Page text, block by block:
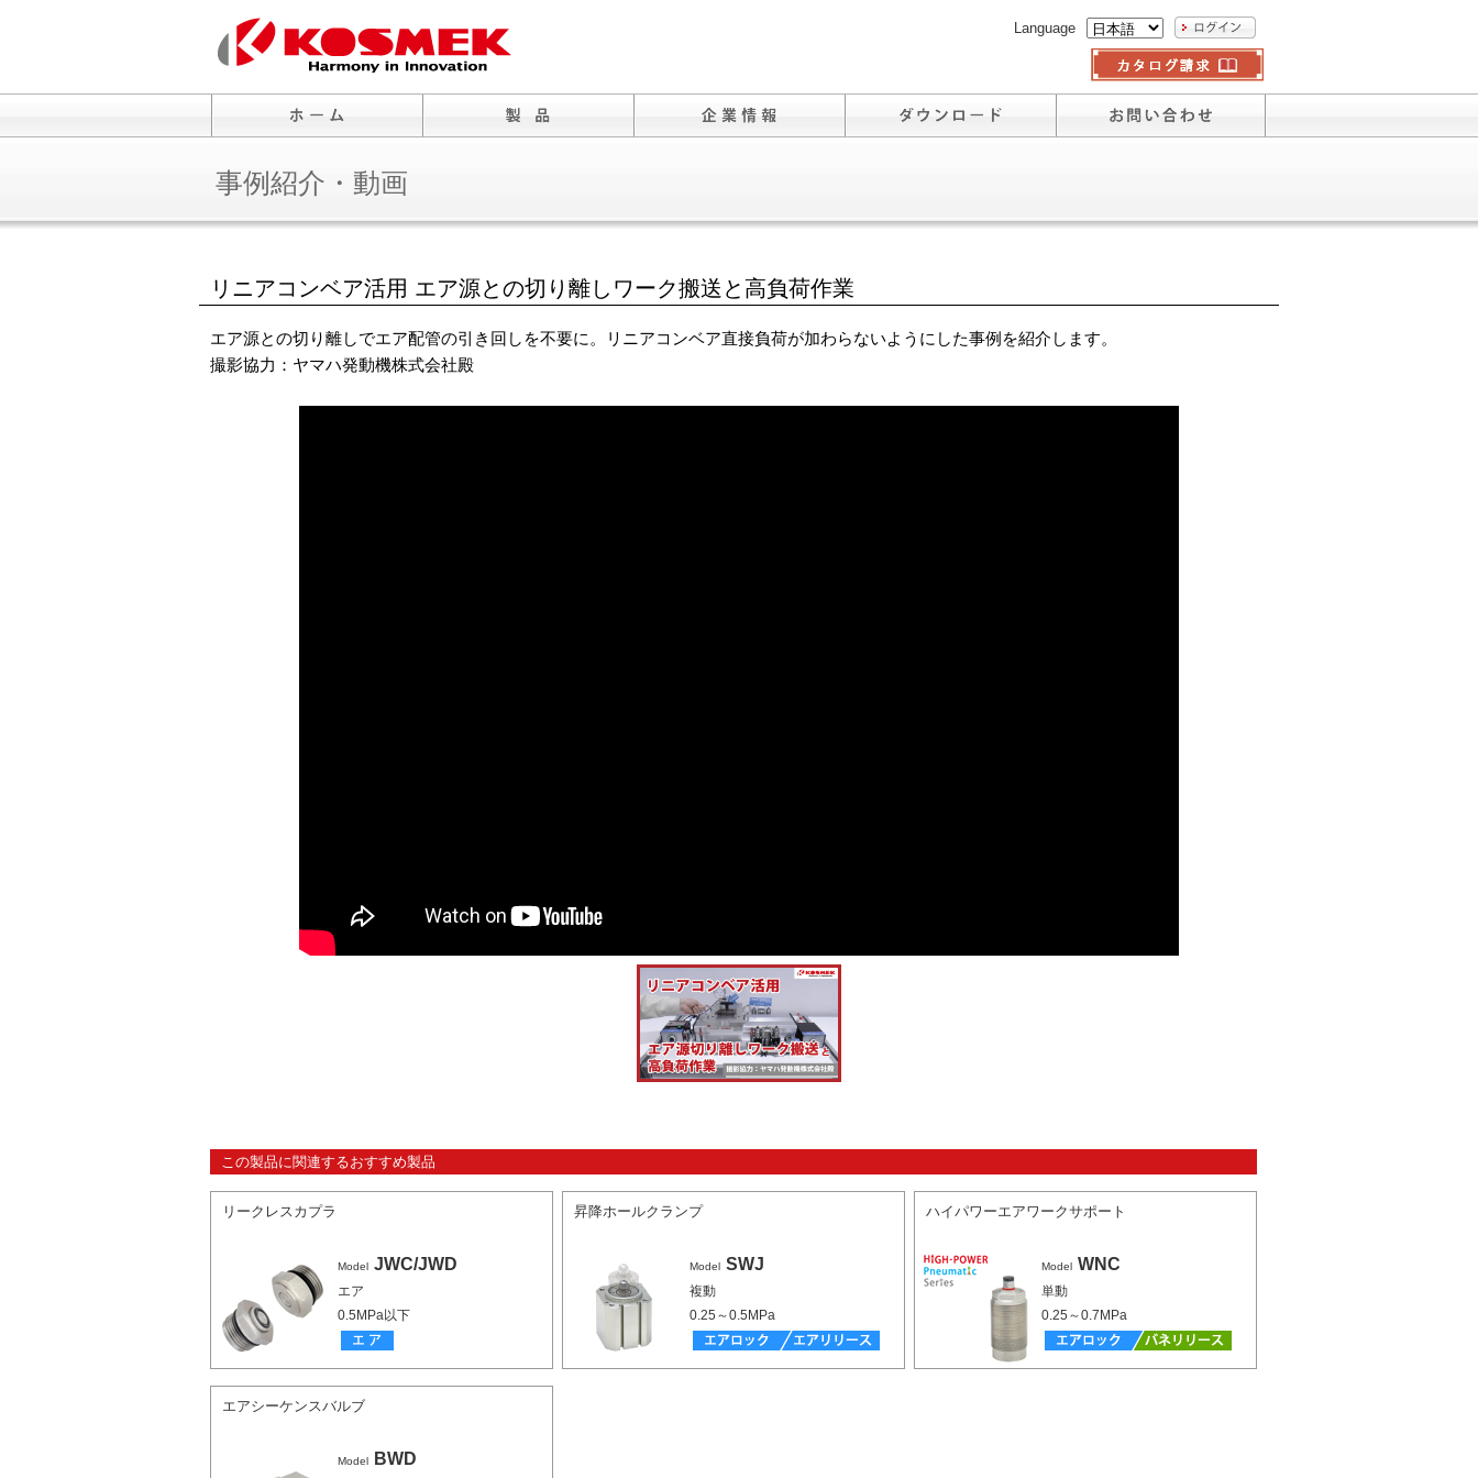
Language
事例紹介・動画
リニアコンベア活用 エア源との切り離しワーク搬送と高負荷作業
エア源との切り離しでエア配管の引き回しを不要に。リニアコンベア直接負荷が加わらないようにした事例を紹介します。
撮影協力：ヤマハ発動機株式会社殿
この製品に関連するおすすめ製品
リークレスカプラ
Model JWC/JWD
エア
0.5MPa以下
昇降ホールクランプ
Model SWJ
複動
0.25～0.5MPa
ハイパワーエアワークサポート
Model WNC
単動
0.25～0.7MPa
エアシーケンスバルブ
Model BWD